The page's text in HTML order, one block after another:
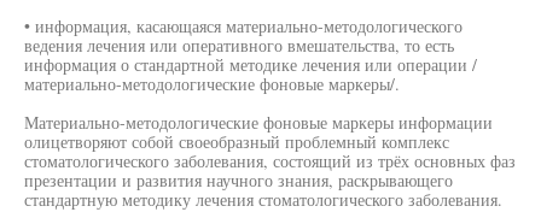
• информация, касающаяся материально-методологического
ведения лечения или оперативного вмешательства, то есть
информация о стандартной методике лечения или операции /
материально-методологические фоновые маркеры/.
Материально-методологические фоновые маркеры информации
олицетворяют собой своеобразный проблемный комплекс
стоматологического заболевания, состоящий из трёх основных фаз
презентации и развития научного знания, раскрывающего
стандартную методику лечения стоматологического заболевания.